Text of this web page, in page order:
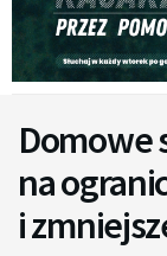
Domowe
na
i